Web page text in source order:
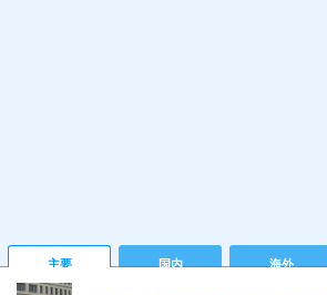
主要 国内 海外